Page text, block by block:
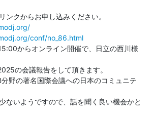
conf/no_86.html
からオンライン開催で、日立の西川様
の会議報告をして頂きます。
野の著名国際会議への日本のコミュニテ
ないようですので、話を聞く良い機会かと